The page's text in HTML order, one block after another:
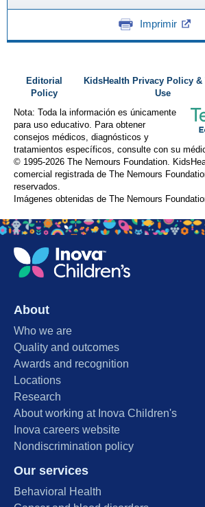
Imprimir
Editorial
Policy
KidsHealth Privacy Policy &
Use
Nota: Toda la información es únicamente
para uso educativo. Para obtener
consejos médicos, diagnósticos y
tratamientos específicos, consulte con su
© 1995-2026 The Nemours Foundation.
comercial registrada de The Nemours
reservados.
Imágenes obtenidas de The Nemours
About
Who we are
Quality and outcomes
Awards and recognition
Locations
Research
About working at Inova Children's
Inova careers website
Nondiscrimination policy
Our services
Behavioral Health